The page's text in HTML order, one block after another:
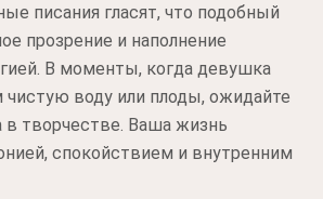
писания гласят, что подобный
прозрение и наполнение
В моменты, когда девушка
чистую воду или плоды, ожидайте
в творчестве. Ваша жизнь
спокойствием и внутренним